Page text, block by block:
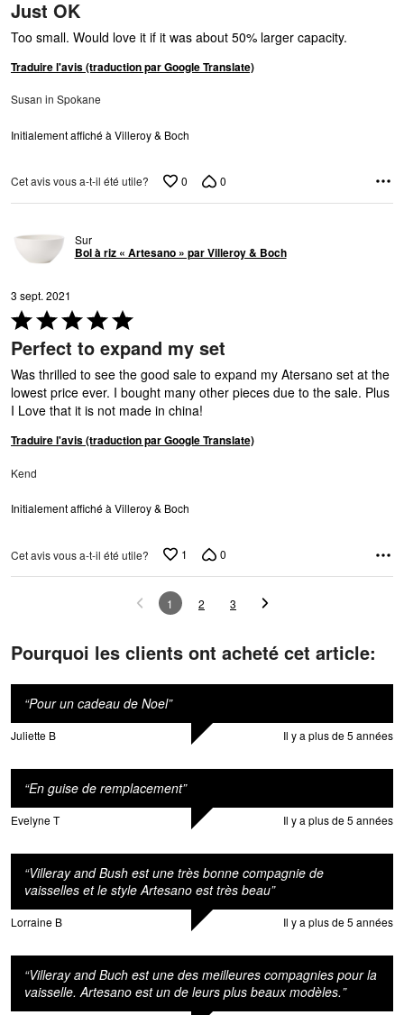
5
Just OK
Too small. Would love it if it was about 50% larger capacity.
Traduire l'avis (traduction par Google Translate)
Susan in Spokane
Initialement affiché à Villeroy & Boch
Cet avis vous a-t-il été utile? 0 0
Sur
Bol à riz « Artesano » par Villeroy & Boch
3 sept. 2021
Coté
5 sur
5
Perfect to expand my set
Was thrilled to see the good sale to expand my Atersano set at the
lowest price ever. I bought many other pieces due to the sale. Plus
I Love that it is not made in china!
Traduire l'avis (traduction par Google Translate)
Kend
Initialement affiché à Villeroy & Boch
Cet avis vous a-t-il été utile? 1 0
1 2 3
Pourquoi les clients ont acheté cet article:
“Pour un cadeau de Noel”
Juliette B Il y a plus de 5 années
“En guise de remplacement”
Evelyne T Il y a plus de 5 années
“Villeray and Bush est une très bonne compagnie de
vaisselles et le style Artesano est très beau”
Lorraine B Il y a plus de 5 années
“Villeray and Buch est une des meilleures compagnies pour la
vaisselle. Artesano est un de leurs plus beaux modèles.”